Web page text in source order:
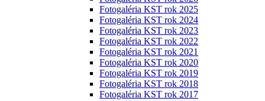
Fotogaléria KST rok 2025
Fotogaléria KST rok 2024
Fotogaléria KST rok 2023
Fotogaléria KST rok 2022
Fotogaléria KST rok 2021
Fotogaléria KST rok 2020
Fotogaléria KST rok 2019
Fotogaléria KST rok 2018
Fotogaléria KST rok 2017